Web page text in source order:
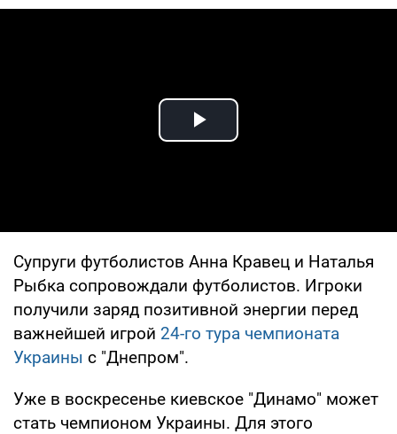
Play Video
Супруги футболистов Анна Кравец и Наталья
Рыбка сопровождали футболистов. Игроки
получили заряд позитивной энергии перед
важнейшей игрой 24-го тура чемпионата
Украины с "Днепром".
Уже в воскресенье киевское "Динамо" может
стать чемпионом Украины. Для этого